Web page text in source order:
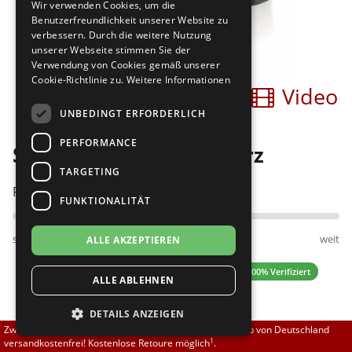
Brautschuhe
Sneaker
Übergrößen 43-44
Flexerinas
Merlet
Nueva Epoca
RayRose
Rummos
Rumpf
SoDanca
TopTanz
Bilder Video
Só Danca CH792 schwarz
Passt am besten bei Fußweite:
schmal normal weit
4.40 (10 Bewertungen) ✓ 100% Verifiziert
69,00 EUR
Zwischen 70,00 EUR und 800,00 EUR liefern wir innerhalb von Deutschland
versandkostenfrei! Kostenlose Retoure möglich1.
Wir verwenden Cookies, um die
Benutzerfreundlichkeit unserer Website zu
verbessern. Durch die weitere Nutzung
unserer Webseite stimmen Sie der
Verwendung von Cookies gemäß unserer
Cookie-Richtlinie zu. Weitere Informationen
UNBEDINGT ERFORDERLICH
PERFORMANCE
TARGETING
FUNKTIONALITÄT
ALLE AKZEPTIEREN
ALLE ABLEHNEN
DETAILS ANZEIGEN